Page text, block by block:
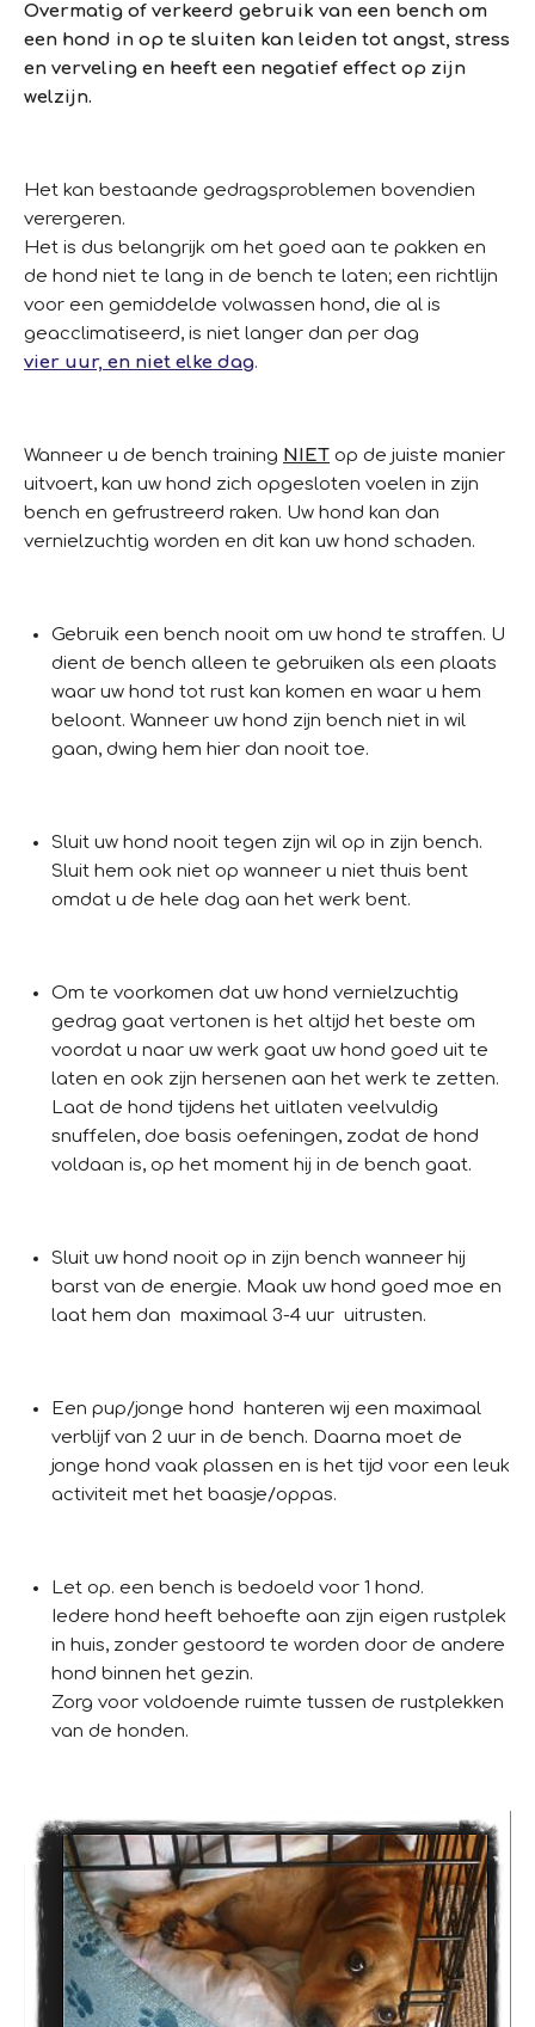
Overmatig of verkeerd gebruik van een bench om
een hond in op te sluiten kan leiden tot angst, stress
en verveling en heeft een negatief effect op zijn
welzijn.
Het kan bestaande gedragsproblemen bovendien
verergeren.
Het is dus belangrijk om het goed aan te pakken en
de hond niet te lang in de bench te laten; een richtlijn
voor een gemiddelde volwassen hond, die al is
geacclimatiseerd, is niet langer dan per dag
vier uur, en niet elke dag.
Wanneer u de bench training NIET op de juiste manier
uitvoert, kan uw hond zich opgesloten voelen in zijn
bench en gefrustreerd raken. Uw hond kan dan
vernielzuchtig worden en dit kan uw hond schaden.
Gebruik een bench nooit om uw hond te straffen. U
dient de bench alleen te gebruiken als een plaats
waar uw hond tot rust kan komen en waar u hem
beloont. Wanneer uw hond zijn bench niet in wil
gaan, dwing hem hier dan nooit toe.
Sluit uw hond nooit tegen zijn wil op in zijn bench.
Sluit hem ook niet op wanneer u niet thuis bent
omdat u de hele dag aan het werk bent.
Om te voorkomen dat uw hond vernielzuchtig
gedrag gaat vertonen is het altijd het beste om
voordat u naar uw werk gaat uw hond goed uit te
laten en ook zijn hersenen aan het werk te zetten.
Laat de hond tijdens het uitlaten veelvuldig
snuffelen, doe basis oefeningen, zodat de hond
voldaan is, op het moment hij in de bench gaat.
Sluit uw hond nooit op in zijn bench wanneer hij
barst van de energie. Maak uw hond goed moe en
laat hem dan maximaal 3-4 uur uitrusten.
Een pup/jonge hond hanteren wij een maximaal
verblijf van 2 uur in de bench. Daarna moet de
jonge hond vaak plassen en is het tijd voor een leuk
activiteit met het baasje/oppas.
Let op. een bench is bedoeld voor 1 hond.
Iedere hond heeft behoefte aan zijn eigen rustplek
in huis, zonder gestoord te worden door de andere
hond binnen het gezin.
Zorg voor voldoende ruimte tussen de rustplekken
van de honden.